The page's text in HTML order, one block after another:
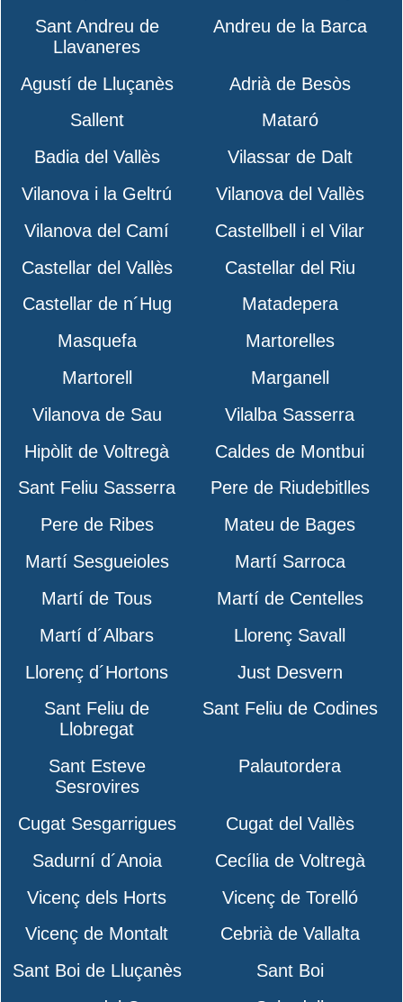
Sant Andreu de
Llavaneres
Andreu de la Barca
Agustí de Lluçanès
Adrià de Besòs
Sallent
Mataró
Badia del Vallès
Vilassar de Dalt
Vilanova i la Geltrú
Vilanova del Vallès
Vilanova del Camí
Castellbell i el Vilar
Castellar del Vallès
Castellar del Riu
Castellar de n´Hug
Matadepera
Masquefa
Martorelles
Martorell
Marganell
Vilanova de Sau
Vilalba Sasserra
Hipòlit de Voltregà
Caldes de Montbui
Sant Feliu Sasserra
Pere de Riudebitlles
Pere de Ribes
Mateu de Bages
Martí Sesgueioles
Martí Sarroca
Martí de Tous
Martí de Centelles
Martí d´Albars
Llorenç Savall
Llorenç d´Hortons
Just Desvern
Sant Feliu de
Llobregat
Sant Feliu de Codines
Sant Esteve
Sesrovires
Palautordera
Cugat Sesgarrigues
Cugat del Vallès
Sadurní d´Anoia
Cecília de Voltregà
Vicenç dels Horts
Vicenç de Torelló
Vicenç de Montalt
Cebrià de Vallalta
Sant Boi de Lluçanès
Sant Boi